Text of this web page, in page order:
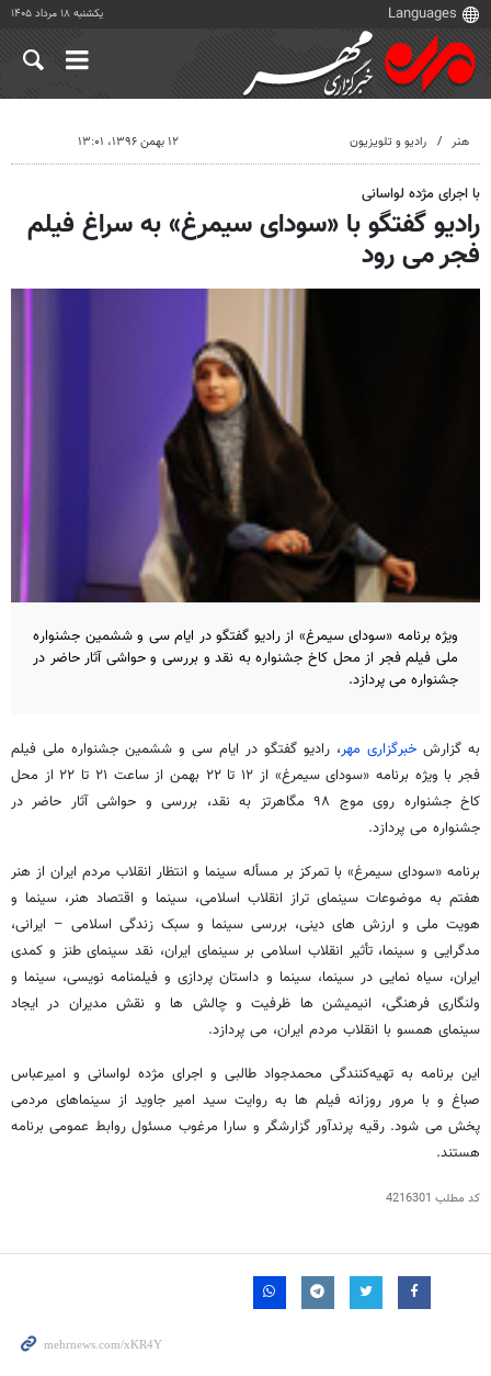
یکشنبه ۱۸ مرداد ۱۴۰۵
هنر رادیو و تلویزیون ۱۲ بهمن ۱۳۹۶، ۱۳:۰۱
با اجرای مژده لواسانی
رادیو گفتگو با «سودای سیمرغ» به سراغ فیلم
فجر می رود
ویژه برنامه «سودای سیمرغ» از رادیو گفتگو در ایام سی و ششمین جشنواره
ملی فیلم فجر از محل کاخ جشنواره به نقد و بررسی و حواشی آثار حاضر در
جشنواره می پردازد.
به گزارش خبرگزاری مهر، رادیو گفتگو در ایام سی و ششمین جشنواره ملی فیلم
فجر با ویژه برنامه «سودای سیمرغ» از ۱۲ تا ۲۲ بهمن از ساعت ۲۱ تا ۲۲ از محل
کاخ جشنواره روی موج ۹۸ مگاهرتز به نقد، بررسی و حواشی آثار حاضر در
جشنواره می پردازد.
برنامه «سودای سیمرغ» با تمرکز بر مسأله سینما و انتظار انقلاب مردم ایران از هنر
هفتم به موضوعات سینمای تراز انقلاب اسلامی، سینما و اقتصاد هنر، سینما و
هویت ملی و ارزش های دینی، بررسی سینما و سبک زندگی اسلامی – ایرانی،
مدگرایی و سینما، تأثیر انقلاب اسلامی بر سینمای ایران، نقد سینمای طنز و کمدی
ایران، سیاه نمایی در سینما، سینما و داستان پردازی و فیلمنامه نویسی، سینما و
ولنگاری فرهنگی، انیمیشن ها ظرفیت و چالش ها و نقش مدیران در ایجاد
سینمای همسو با انقلاب مردم ایران، می پردازد.
این برنامه به تهیه‌کنندگی محمدجواد طالبی و اجرای مژده لواسانی و امیرعباس
صباغ و با مرور روزانه فیلم ها به روایت سید امیر جاوید از سینماهای مردمی
پخش می شود. رقیه پرندآور گزارشگر و سارا مرغوب مسئول روابط عمومی برنامه
هستند.
کد مطلب 4216301